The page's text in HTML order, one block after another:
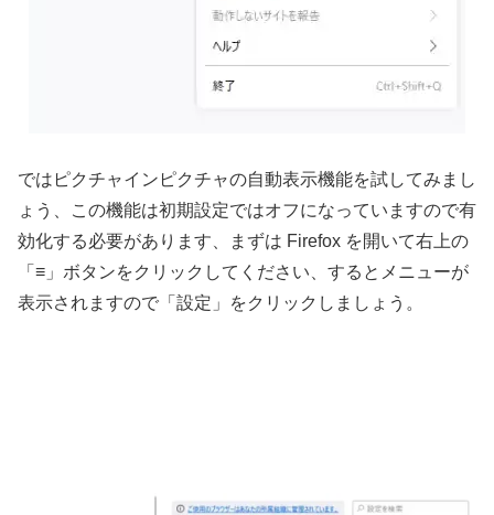
ではピクチャインピクチャの自動表示機能を試してみまし
ょう、この機能は初期設定ではオフになっていますので有
効化する必要があります、まずは Firefox を開いて右上の
「≡」ボタンをクリックしてください、するとメニューが
表示されますので「設定」をクリックしましょう。